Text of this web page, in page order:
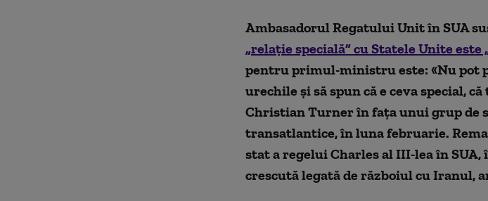
Ambasadorul Regatului Unit în SUA
„relație specială” cu Statele Unite este
pentru primul-ministru este: «Nu pot
urechile și să spun că e ceva special,
Christian Turner în fața unui grup de
transatlantice, în luna februarie.
stat a regelui Charles al III-lea în
crescută legată de războiul cu Iranul,